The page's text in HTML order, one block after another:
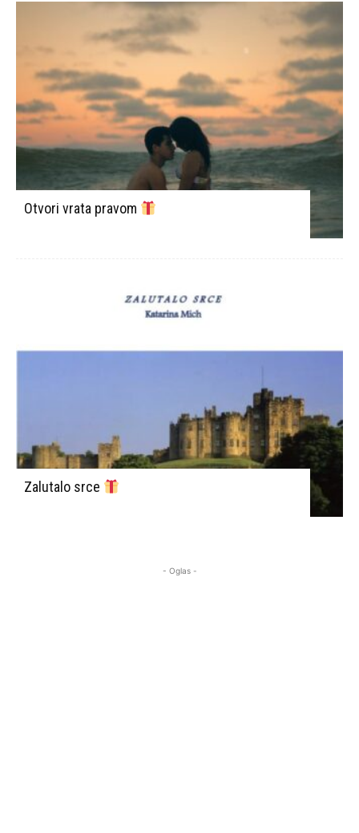
Otvori vrata pravom
Zalutalo srce
- Oglas -